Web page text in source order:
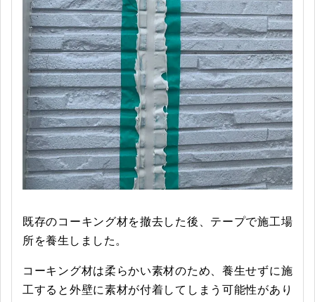
既存のコーキング材を撤去した後、テープで施工場
所を養生しました。
コーキング材は柔らかい素材のため、養生せずに施
工すると外壁に素材が付着してしまう可能性があり